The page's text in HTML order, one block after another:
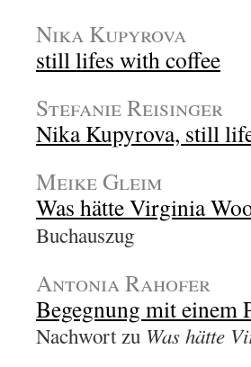
Nika Kupyrova
still lifes with coffee
Stefanie Reisinger
Nika Kupyrova, still
Meike Gleim
Was hätte Virginia
Buchauszug
Antonia Rahofer
Begegnung mit einem
Nachwort zu Was hätte